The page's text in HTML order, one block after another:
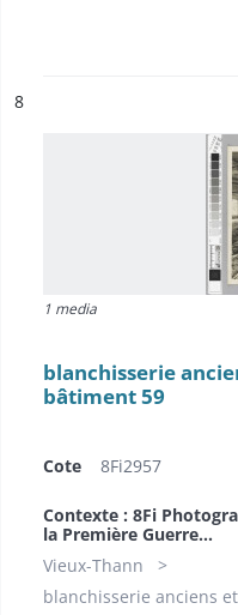
n°
8
1 media
blanchisserie
bâtiment 59
Cote 8Fi2957
Contexte : 8Fi
la Première Guerre...
Vieux-Thann
blanchisserie anciens